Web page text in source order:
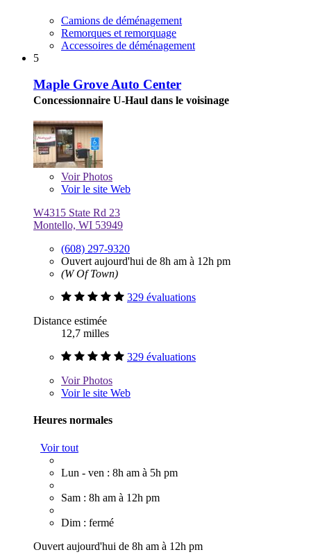
Camions de déménagement
Remorques et remorquage
Accessoires de déménagement
5
Maple Grove Auto Center
Concessionnaire U-Haul dans le voisinage
VoirPhotos
Voir le site Web
W4315 State Rd 23
Montello, WI 53949
(608) 297-9320
Ouvert aujourd'hui de 8h am à 12h pm
(W Of Town)
329 évaluations
Distance estimée
12,7 milles
329 évaluations
VoirPhotos
Voir le site Web
Heures normales
Voir tout
Lun - ven : 8h am à 5h pm
Sam : 8h am à 12h pm
Dim : fermé
Ouvert aujourd'hui de 8h am à 12h pm